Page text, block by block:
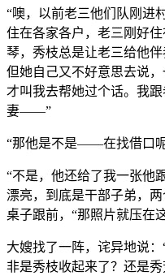
“噢，以前老三他们队刚进
住在各家各户，老三刚好
琴，秀枝总是让老三给他
但她自己又不好意思去说
才叫我去帮她过个话。我
妻——”
“那他是不是——在找借口
“不是，他还给了我一张他
漂亮，到底是干部子弟，
桌子跟前，“那照片就压在
大嫂找了一阵，诧异地说
非是秀枝收起来了？还是